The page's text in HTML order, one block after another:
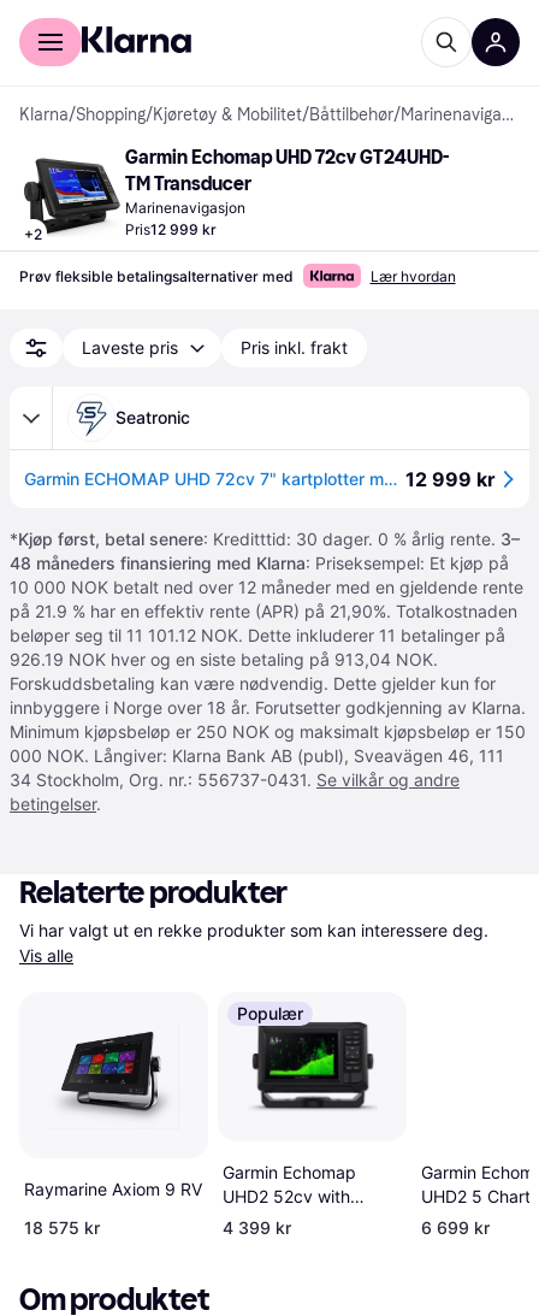
For kunder
Klarna/Shopping/Kjøretøy & Mobilitet/Båttilbehør/ Marinenavigasjon
+2
Garmin Echomap UHD 72cv GT24UHD-
TM Transducer
Marinenavigasjon
Pris12 999 kr
Prøv fleksible betalingsalternativer med Lær hvordan
Laveste pris Pris inkl. frakt
Seatronic
Garmin ECHOMAP UHD 72cv 7" kartplotter med ekkolodd inkludert giver 12 999 kr
*Kjøp først, betal senere: Kreditttid: 30 dager. 0 % årlig rente. 3–
48 måneders finansiering med Klarna: Priseksempel: Et kjøp på
10 000 NOK betalt ned over 12 måneder med en gjeldende rente
på 21.9 % har en effektiv rente (APR) på 21,90%. Totalkostnaden
beløper seg til 11 101.12 NOK. Dette inkluderer 11 betalinger på
926.19 NOK hver og en siste betaling på 913,04 NOK.
Forskuddsbetaling kan være nødvendig. Dette gjelder kun for
innbyggere i Norge over 18 år. Forutsetter godkjenning av Klarna.
Minimum kjøpsbeløp er 250 NOK og maksimalt kjøpsbeløp er 150
000 NOK. Långiver: Klarna Bank AB (publ), Sveavägen 46, 111
34 Stockholm, Org. nr.: 556737-0431. Se vilkår og andre
betingelser.
Relaterte produkter
Vis alle
Raymarine Axiom 9 RV
18 575 kr
Populær
Garmin Echomap
UHD2 52cv with
GT20-TM Transducer
4 399 kr
Garmin
UHD2 5
6 699 kr
Om produktet